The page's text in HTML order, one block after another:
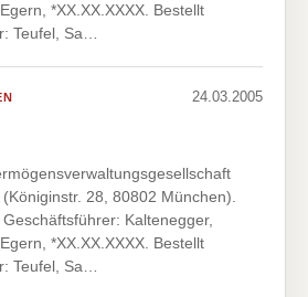
*XX.XX.XXXX. Bestellt
Teufel, Sa…
24.03.2005
28, 80802 München).
Kaltenegger,
*XX.XX.XXXX. Bestellt
Teufel, Sa…